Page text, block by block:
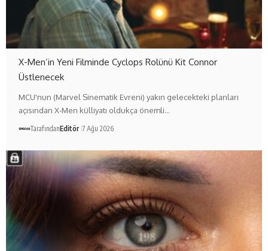
X-Men’in Yeni Filminde Cyclops Rolünü Kit Connor
Üstlenecek
MCU'nun (Marvel Sinematik Evreni) yakın gelecekteki planları
açısından X-Men külliyatı oldukça önemli…
TarafındanEditör 7 Ağu 2026